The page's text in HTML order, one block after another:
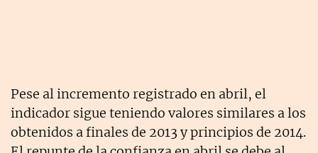
Pese al incremento registrado en abril, el
indicador sigue teniendo valores similares a los
obtenidos a finales de 2013 y principios de 2014.